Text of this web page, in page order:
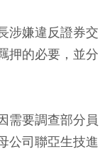
涉嫌違反證券交
押的必要，並分
需要調查部分員
公司聯亞生技進